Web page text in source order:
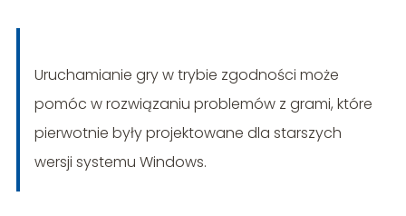
Uruchamianie gry w trybie zgodności może
pomóc w rozwiązaniu problemów z grami, które
pierwotnie były projektowane dla starszych
wersji systemu Windows.